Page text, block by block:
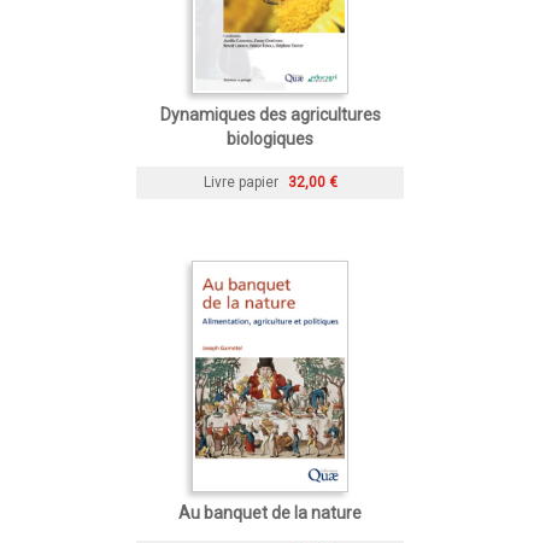
Dynamiques des agricultures
biologiques
Livre papier 32,00 €
Au banquet de la nature